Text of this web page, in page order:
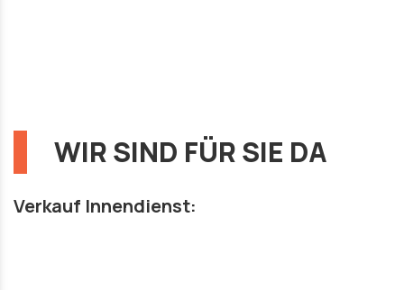
WIR SIND FÜR SIE DA
Verkauf Innendienst: